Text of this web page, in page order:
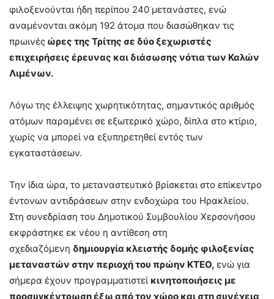
φιλοξενούνται ήδη περίπου 240 μετανάστες, ενώ
αναμένονται ακόμη 192 άτομα που διασώθηκαν τις
πρωινές ώρες της Τρίτης σε δύο ξεχωριστές
επιχειρήσεις έρευνας και διάσωσης νότια των Καλών
Λιμένων.
Λόγω της έλλειψης χωρητικότητας, σημαντικός αριθμός
ατόμων παραμένει σε εξωτερικό χώρο, δίπλα στο κτίριο,
χωρίς να μπορεί να εξυπηρετηθεί εντός των
εγκαταστάσεων.
Την ίδια ώρα, το μεταναστευτικό βρίσκεται στο επίκεντρο
έντονων αντιδράσεων στην ενδοχώρα του Ηρακλείου.
Στη συνεδρίαση του Δημοτικού Συμβουλίου Χερσονήσου
εκφράστηκε εκ νέου η αντίθεση στη
σχεδιαζόμενη δημιουργία κλειστής δομής φιλοξενίας
μεταναστών στην περιοχή του πρώην ΚΤΕΟ, ενώ για
σήμερα έχουν προγραμματιστεί κινητοποιήσεις με
προσυγκέντρωση έξω από τον χώρο και στη συνέχεια